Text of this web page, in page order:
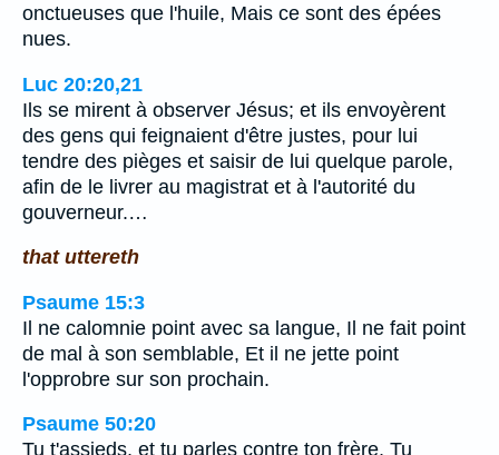
onctueuses que l'huile, Mais ce sont des épées
nues.
Luc 20:20,21
Ils se mirent à observer Jésus; et ils envoyèrent
des gens qui feignaient d'être justes, pour lui
tendre des pièges et saisir de lui quelque parole,
afin de le livrer au magistrat et à l'autorité du
gouverneur.…
that uttereth
Psaume 15:3
Il ne calomnie point avec sa langue, Il ne fait point
de mal à son semblable, Et il ne jette point
l'opprobre sur son prochain.
Psaume 50:20
Tu t'assieds, et tu parles contre ton frère, Tu